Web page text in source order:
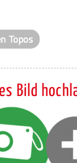
Topos
Bild